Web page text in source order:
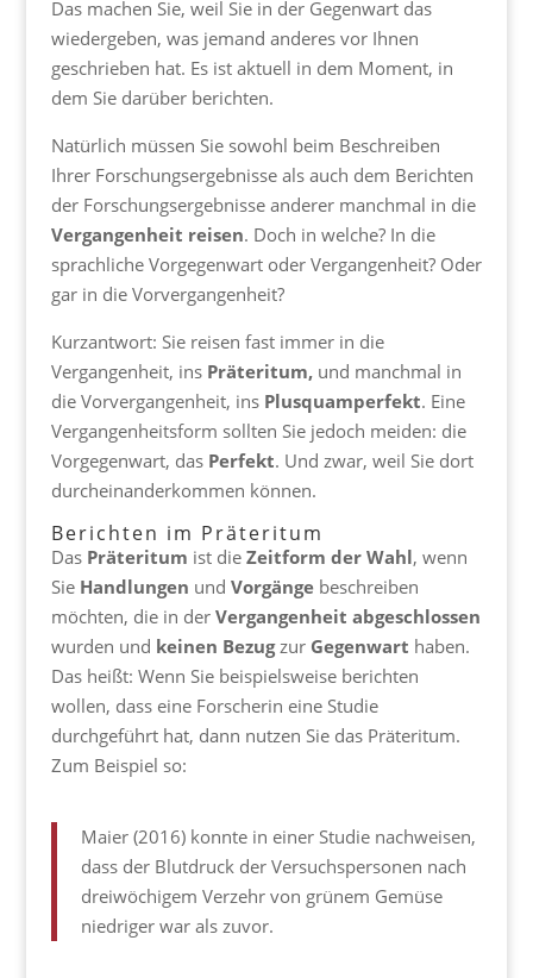
Das machen Sie, weil Sie in der Gegenwart das
wiedergeben, was jemand anderes vor Ihnen
geschrieben hat. Es ist aktuell in dem Moment, in
dem Sie darüber berichten.
Natürlich müssen Sie sowohl beim Beschreiben
Ihrer Forschungsergebnisse als auch dem Berichten
der Forschungsergebnisse anderer manchmal in die
Vergangenheit reisen. Doch in welche? In die
sprachliche Vorgegenwart oder Vergangenheit? Oder
gar in die Vorvergangenheit?
Kurzantwort: Sie reisen fast immer in die
Vergangenheit, ins Präteritum,und manchmal in
die Vorvergangenheit, ins Plusquamperfekt. Eine
Vergangenheitsform sollten Sie jedoch meiden: die
Vorgegenwart, das Perfekt. Und zwar, weil Sie dort
durcheinanderkommen können.
Berichten im Präteritum
Das Präteritum ist die Zeitform der Wahl, wenn
Sie Handlungen und Vorgängebeschreiben
möchten, die in der Vergangenheit abgeschlossen
wurden und keinen Bezugzur Gegenwart haben.
Das heißt: Wenn Sie beispielsweise berichten
wollen, dass eine Forscherin eine Studie
durchgeführt hat, dann nutzen Sie das Präteritum.
Zum Beispiel so:
Maier (2016) konnte in einer Studie nachweisen,
dass der Blutdruck der Versuchspersonen nach
dreiwöchigem Verzehr von grünem Gemüse
niedriger war als zuvor.